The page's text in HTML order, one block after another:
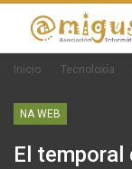
Inicio Tecnoloxía
NA WEB
El